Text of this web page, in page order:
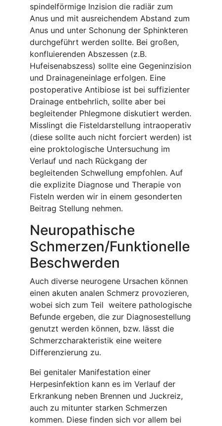
spindelförmige Inzision die radiär zum
Anus und mit ausreichendem Abstand zum
Anus und unter Schonung der Sphinkteren
durchgeführt werden sollte. Bei großen,
konfluierenden Abszessen (z.B.
Hufeisenabszess) sollte eine Gegeninzision
und Drainageneinlage erfolgen. Eine
postoperative Antibiose ist bei suffizienter
Drainage entbehrlich, sollte aber bei
begleitender Phlegmone diskutiert werden.
Misslingt die Fisteldarstellung intraoperativ
(diese sollte auch nicht forciert werden) ist
eine proktologische Untersuchung im
Verlauf und nach Rückgang der
begleitenden Schwellung empfohlen. Auf
die explizite Diagnose und Therapie von
Fisteln werden wir in einem gesonderten
Beitrag Stellung nehmen.
Neuropathische
Schmerzen/Funktionelle
Beschwerden
Auch diverse neurogene Ursachen können
einen akuten analen Schmerz provozieren,
wobei sich zum Teil weitere pathologische
Befunde ergeben, die zur Diagnosestellung
genutzt werden können, bzw. lässt die
Schmerzcharakteristik eine weitere
Differenzierung zu.
Bei genitaler Manifestation einer
Herpesinfektion kann es im Verlauf der
Erkrankung neben Brennen und Juckreiz,
auch zu mitunter starken Schmerzen
kommen. Diese finden sich vor allem bei